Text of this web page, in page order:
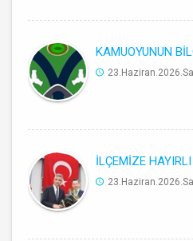
KAMUOYUNUN
İLÇEMİZE